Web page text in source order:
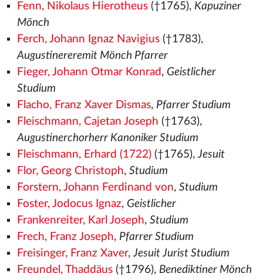
Fenn, Nikolaus Hierotheus(†1765), Kapuziner
Mönch
Ferch, Johann Ignaz Navigius(†1783),
Augustinereremit Mönch Pfarrer
Fieger, Johann Otmar Konrad , Geistlicher
Studium
Flacho, Franz Xaver Dismas, Pfarrer Studium
Fleischmann, Cajetan Joseph (†1763),
Augustinerchorherr Kanoniker Studium
Fleischmann, Erhard (1722)(†1765),Jesuit
Flor, Georg Christoph, Studium
Forstern, Johann Ferdinand von, Studium
Foster, Jodocus Ignaz, Geistlicher
Frankenreiter, Karl Joseph, Studium
Frech, Franz Joseph, Pfarrer Studium
Freisinger, Franz Xaver,Jesuit Jurist Studium
Freundel, Thaddäus(†1796), Benediktiner Mönch